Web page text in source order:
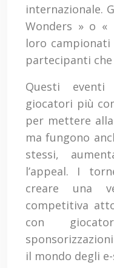
internazionale.
Wonders » o «
loro
partecipanti
Questi
giocatori più
per mettere
ma fungono
stessi,
l’appeal. I
creare una
competitiva
con
il mondo degli